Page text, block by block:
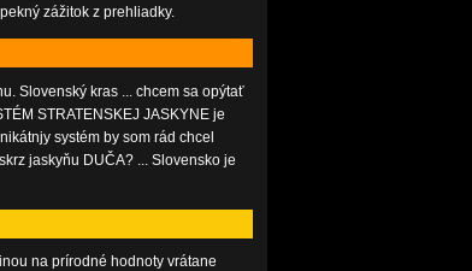
zážitok z prehliadky.
Slovenský kras ... chcem sa opýtať
STRATENSKEJ JASKYNE je
systém by som rád chcel
jaskyňu DUČA? ... Slovensko je
na prírodné hodnoty vrátane